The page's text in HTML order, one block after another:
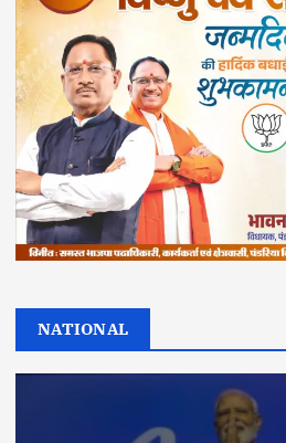
NATIONAL